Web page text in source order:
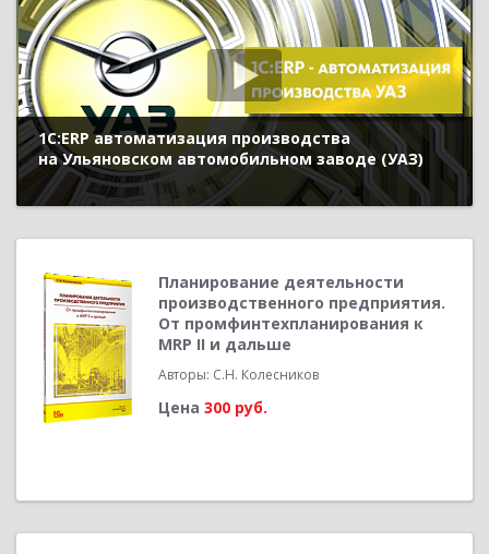
1С:ERP автоматизация производства
на Ульяновском автомобильном заводе (УАЗ)
Планирование деятельности
производственного предприятия.
От промфинтехпланирования к
MRP II и дальше
Авторы: С.Н. Колесников
Цена 300 руб.